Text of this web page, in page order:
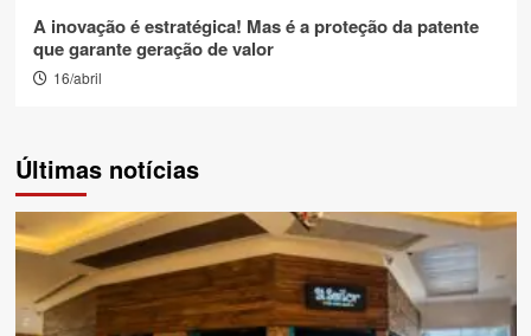
A inovação é estratégica! Mas é a proteção da patente
que garante geração de valor
16/abril
Últimas notícias